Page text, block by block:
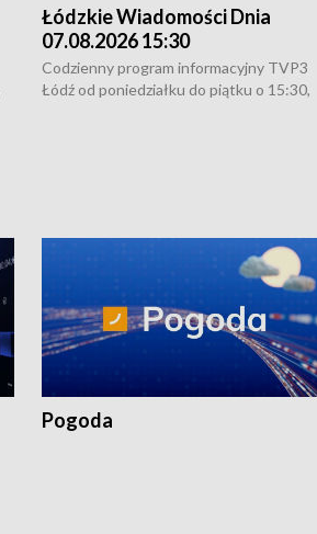
Łódzkie Wiadomości Dnia
07.08.2026 15:30
Codzienny program informacyjny TVP3
Łódź od poniedziałku do piątku o 15:30,
Pogoda